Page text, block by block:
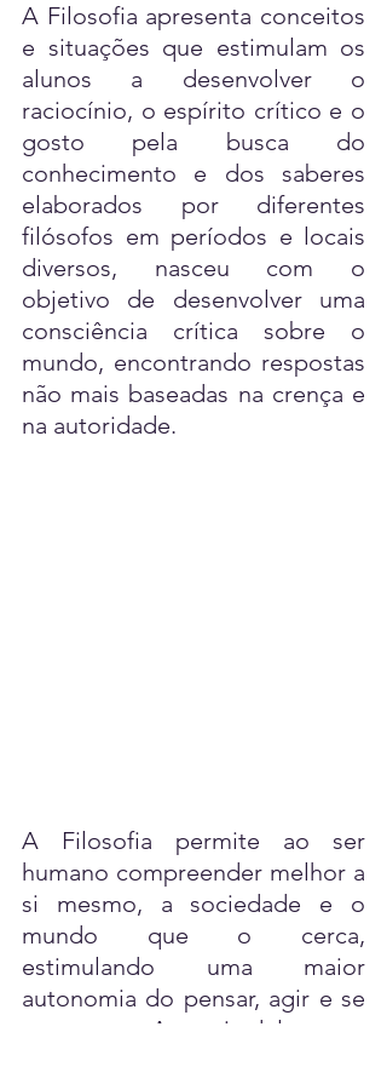
A Filosofia apresenta conceitos
e situações que estimulam os
alunos a desenvolver o
raciocínio, o espírito crítico e o
gosto pela busca do
conhecimento e dos saberes
elaborados por diferentes
filósofos em períodos e locais
diversos, nasceu com o
objetivo de desenvolver uma
consciência crítica sobre o
mundo, encontrando respostas
não mais baseadas na crença e
na autoridade.
A Filosofia permite ao ser
humano compreender melhor a
si mesmo, a sociedade e o
mundo que o cerca,
estimulando uma maior
autonomia do pensar, agir e se
comportar. A partir dela, e ao